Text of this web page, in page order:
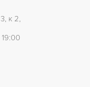
к 2,